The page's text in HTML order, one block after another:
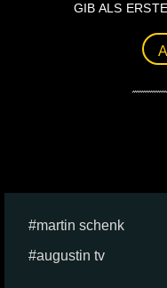
GIB ALS
martin schenk
augustin tv